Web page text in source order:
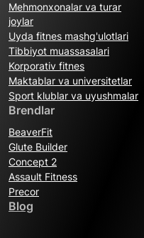
Mehmonxonalar va turar
joylar
Uyda fitnes mashg'ulotlari
Tibbiyot muassasalari
Korporativ fitnes
Maktablar va universitetlar
Sport klublar va uyushmalar
Brendlar
BeaverFit
Glute Builder
Concept 2
Assault Fitness
Precor
Blog